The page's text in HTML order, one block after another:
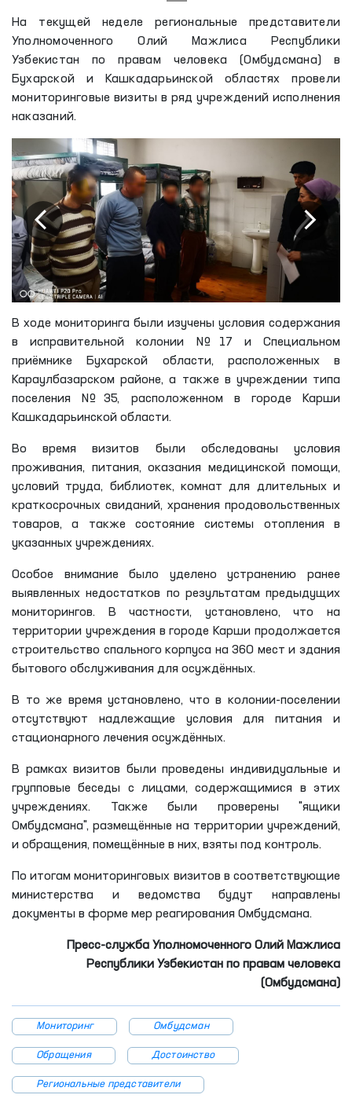
На текущей неделе региональные представители
Уполномоченного Олий Мажлиса Республики
Узбекистан по правам человека (Омбудсмана) в
Бухарской и Кашкадарьинской областях провели
мониторинговые визиты в ряд учреждений исполнения
наказаний.
В ходе мониторинга были изучены условия содержания
в исправительной колонии №17 и Специальном
приёмнике Бухарской области, расположенных в
Караулбазарском районе, а также в учреждении типа
поселения №35, расположенном в городе Карши
Кашкадарьинской области.
Во время визитов были обследованы условия
проживания, питания, оказания медицинской помощи,
условий труда, библиотек, комнат для длительных и
краткосрочных свиданий, хранения продовольственных
товаров, а также состояние системы отопления в
указанных учреждениях.
Особое внимание было уделено устранению ранее
выявленных недостатков по результатам предыдущих
мониторингов. В частности, установлено, что на
территории учреждения в городе Карши продолжается
строительство спального корпуса на 360 мест и здания
бытового обслуживания для осуждённых.
В то же время установлено, что в колонии-поселении
отсутствуют надлежащие условия для питания и
стационарного лечения осуждённых.
В рамках визитов были проведены индивидуальные и
групповые беседы с лицами, содержащимися в этих
учреждениях. Также были проверены "ящики
Омбудсмана", размещённые на территории учреждений,
и обращения, помещённые в них, взяты под контроль.
По итогам мониторинговых визитов в соответствующие
министерства и ведомства будут направлены
документы в форме мер реагирования Омбудсмана.
Пресс-служба Уполномоченного Олий Мажлиса
Республики Узбекистан по правам человека
(Омбудсмана)
Мониторинг Омбудсман
Обращения Достоинство
Региональные представители